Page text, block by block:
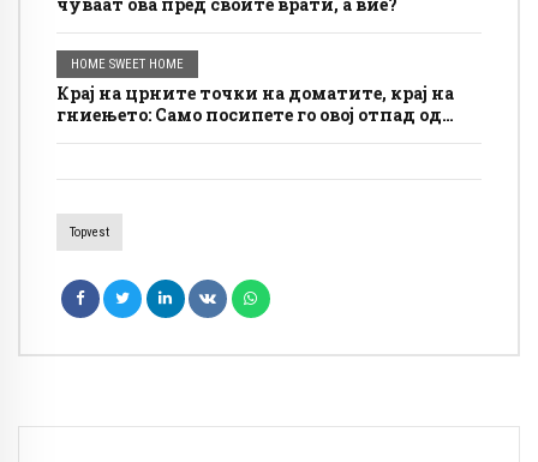
HOME SWEET HOME
Крај на црните точки на доматите, крај на
гниењето: Само посипете го овој отпад од
Topvest